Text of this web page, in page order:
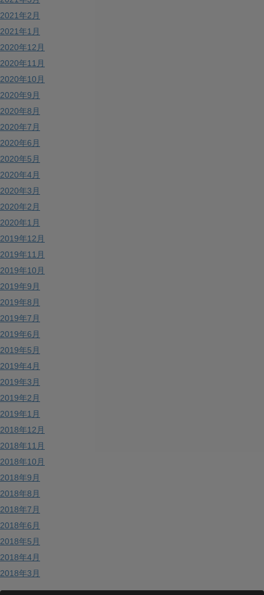
2021年2月
2021年1月
2020年12月
2020年11月
2020年10月
2020年9月
2020年8月
2020年7月
2020年6月
2020年5月
2020年4月
2020年3月
2020年2月
2020年1月
2019年12月
2019年11月
2019年10月
2019年9月
2019年8月
2019年7月
2019年6月
2019年5月
2019年4月
2019年3月
2019年2月
2019年1月
2018年12月
2018年11月
2018年10月
2018年9月
2018年8月
2018年7月
2018年6月
2018年5月
2018年4月
2018年3月